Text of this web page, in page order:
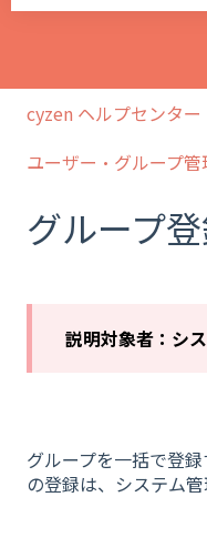
cyzen ヘルプセンター
ユーザー・グループ管
グループ
説明対象者：シ
グループを一括で登
の登録は、システム